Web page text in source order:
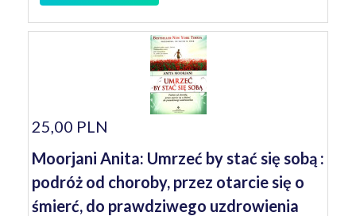
25,00 PLN
Moorjani Anita: Umrzeć by stać się sobą :
podróż od choroby, przez otarcie się o
śmierć, do prawdziwego uzdrowienia